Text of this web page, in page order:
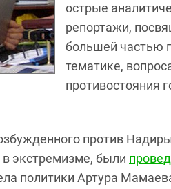
острые
репортажи,
большей частью
тематике,
противостояния
против
экстремизме, были
политики Артура